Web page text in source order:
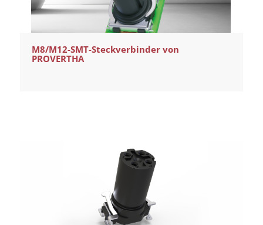
M8/M12-SMT-Steckverbinder von
PROVERTHA